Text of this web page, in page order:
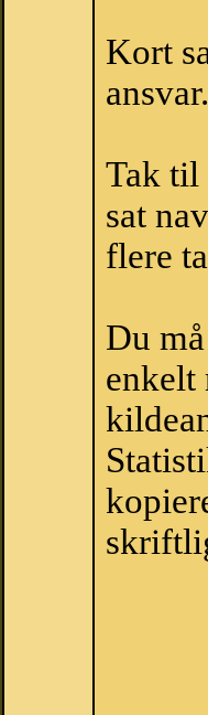
Kort
ansvar.
Tak til
sat
flere
Du
enkelt